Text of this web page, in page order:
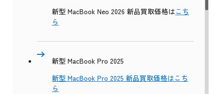
新型 MacBook Neo 2026 新品買取価格はこち
ら
新型 MacBook Pro 2025
新型 MacBook Pro 2025 新品買取価格はこち
ら